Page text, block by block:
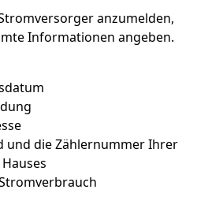
anzumelden,
Informationen angeben.
und die Zählernummer Ihrer